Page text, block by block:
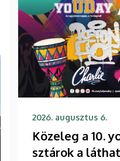
2026. augusztus 6.
Közeleg a 10.
sztárok a